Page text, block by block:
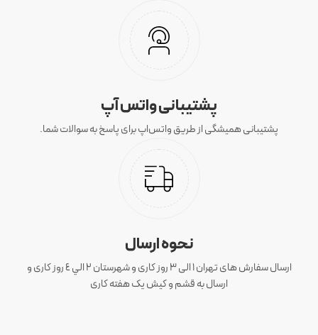
پشتیبانی واتس آپ
پشتیبانی همیشگی از طریق واتس‌اپ برای پاسخ به سوالات شما.
نحوه ارسال
ارسال سفارش های تهران 1 الی 3 روز کاری و شهرستان ٢ الي ٤ روز کاری و
ارسال به قشم و کیش یک هفته کاری